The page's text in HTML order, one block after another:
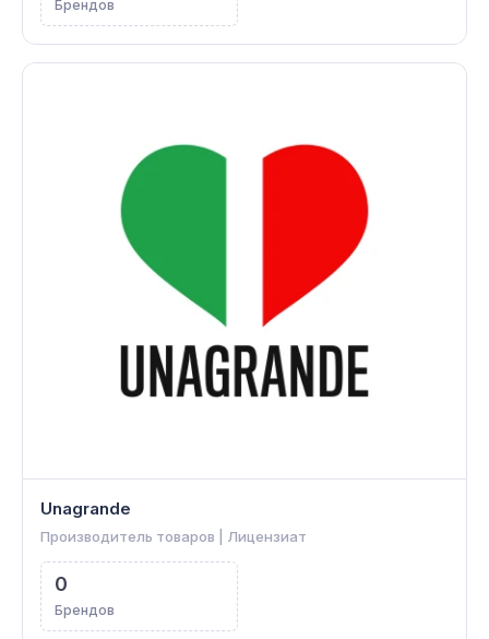
Брендов
Unagrande
Производитель товаров | Лицензиат
0
Брендов